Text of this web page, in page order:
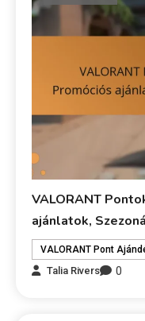
VALORANT
ajánlatok,
VALORANT Pont
Talia Rivers
0